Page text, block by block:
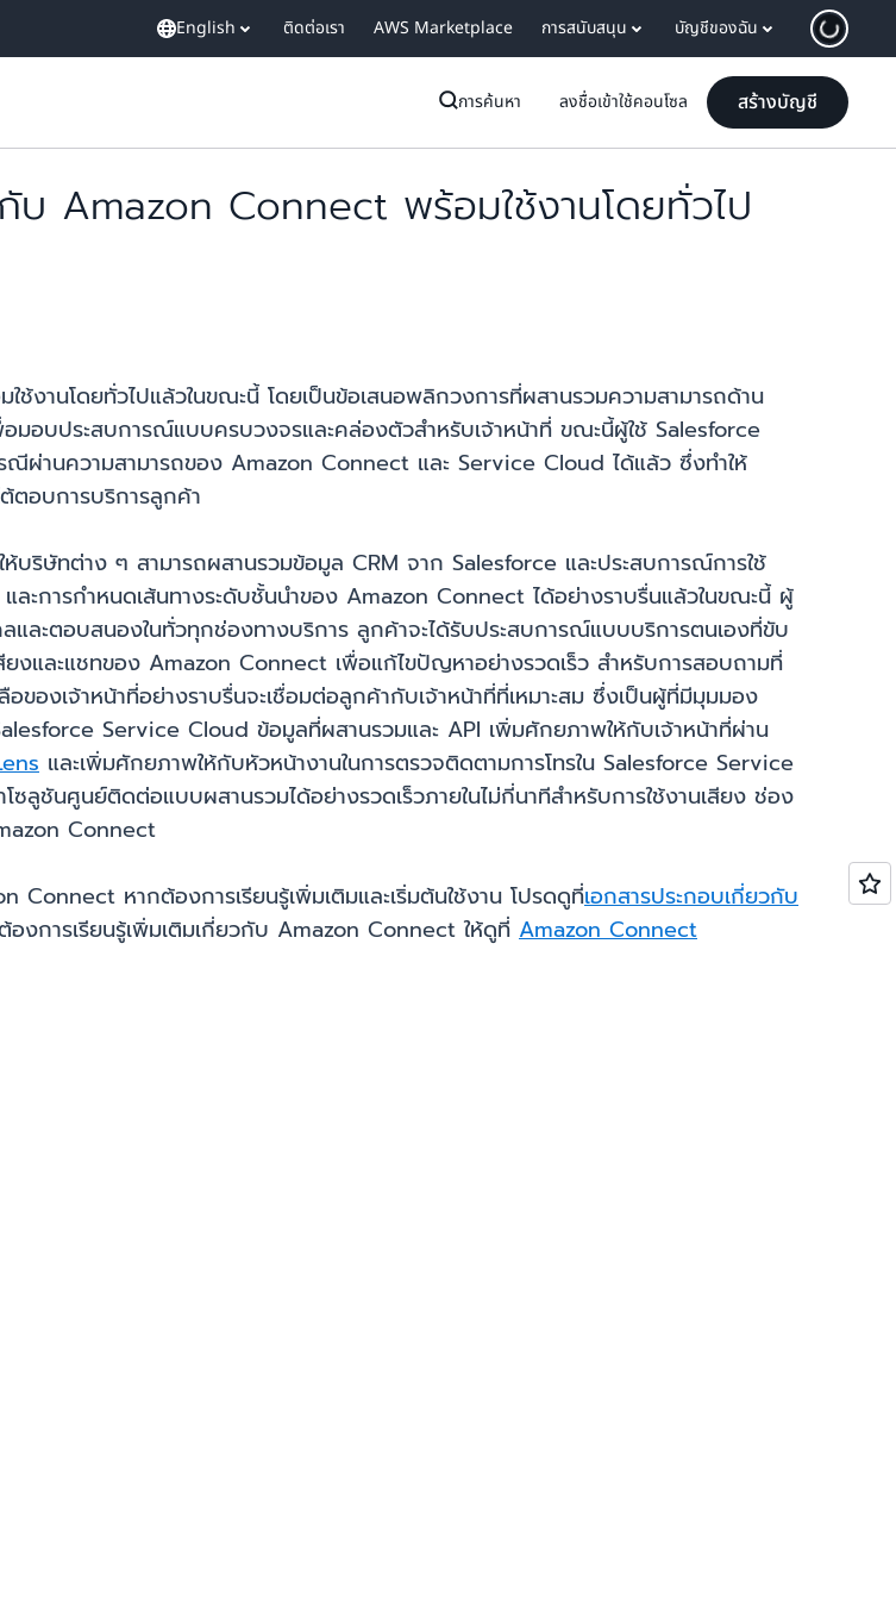
English ติดต่อเรา AWS Marketplace การสนับสนุน บัญชีของฉัน
การค้นหา ลงชื่อเข้าใช้คอนโซล สร้างบัญชี
Amazon Connect พร้อมใช้งานโดยทั่วไป
ใช้งานโดยทั่วไปแล้วในขณะนี้ โดยเป็นข้อเสนอพลิกวงการที่ผสานรวมความสามารถด้าน
อบประสบการณ์แบบครบวงจรและคล่องตัวสำหรับเจ้าหน้าที่ ขณะนี้ผู้ใช้ Salesforce
ณีผ่านความสามารถของ Amazon Connect และ Service Cloud ได้แล้ว ซึ่งทำให้
ตอบการบริการลูกค้า
ษัทต่าง ๆ สามารถผสานรวมข้อมูล CRM จาก Salesforce และประสบการณ์การใช้
ละการกำหนดเส้นทางระดับชั้นนำของ Amazon Connect ได้อย่างราบรื่นแล้วในขณะนี้ ผู้
ละตอบสนองในทั่วทุกช่องทางบริการ ลูกค้าจะได้รับประสบการณ์แบบบริการตนเองที่ขับ
ยงและแชทของ Amazon Connect เพื่อแก้ไขปัญหาอย่างรวดเร็ว สำหรับการสอบถามที่
ของเจ้าหน้าที่อย่างราบรื่นจะเชื่อมต่อลูกค้ากับเจ้าหน้าที่ที่เหมาะสม ซึ่งเป็นผู้ที่มีมุมมอง
Service Cloud ข้อมูลที่ผสานรวมและ API เพิ่มศักยภาพให้กับเจ้าหน้าที่ผ่าน
และเพิ่มศักยภาพให้กับหัวหน้างานในการตรวจติดตามการโทรใน Salesforce Service
ลูชันศูนย์ติดต่อแบบผสานรวมได้อย่างรวดเร็วภายในไม่กี่นาทีสำหรับการใช้งานเสียง ช่อง
Connect
Connect หากต้องการเรียนรู้เพิ่มเติมและเริ่มต้นใช้งาน โปรดดูที่เอกสารประกอบเกี่ยวกับ
องการเรียนรู้เพิ่มเติมเกี่ยวกับ Amazon Connect ให้ดูที่ Amazon Connect